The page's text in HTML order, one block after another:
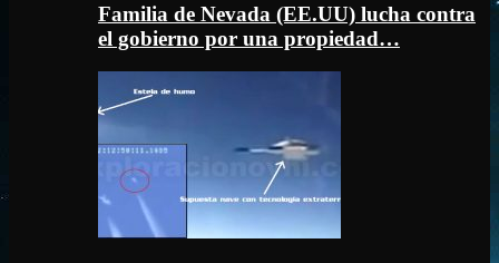
Familia de Nevada (EE.UU) lucha contra
el gobierno por una propiedad…